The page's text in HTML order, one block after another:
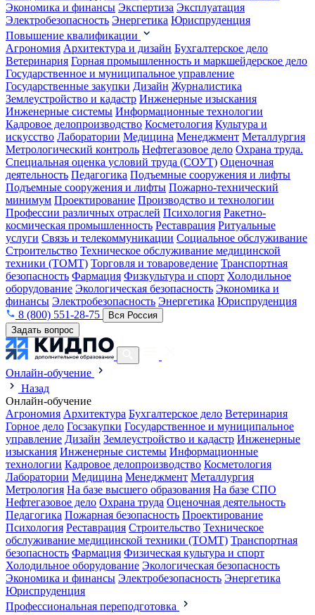
Экономика и финансы Экспертиза Эксплуатация
Электробезопасность Энергетика Юриспруденция
Повышение квалификации
Агрономия Архитектура и дизайн Бухгалтерское дело
Ветеринария Горная промышленность и маркшейдерское дело
Государственное и муниципальное управление
Государственные закупки Дизайн Журналистика
Землеустройство и кадастр Инженерные изыскания
Инженерные системы Информационные технологии
Кадровое делопроизводство Косметология Культура и
искусство Лаборатории Медицина Менеджмент Металлургия
Метрологический контроль Нефтегазовое дело Охрана труда.
Специальная оценка условий труда (СОУТ) Оценочная
деятельность Педагогика Подъемные сооружения и лифты
Подъемные сооружения и лифты Пожарно-технический
минимум Проектирование Производство и технологии
Профессии различных отраслей Психология Ракетно-
космическая промышленность Реставрация Ритуальные
услуги Связь и телекоммуникации Социальное обслуживание
Строительство Техническое обслуживание медицинской
техники (ТОМТ) Торговля и товароведение Транспортная
безопасность Фармация Физкультура и спорт Холодильное
оборудование Экологическая безопасность Экономика и
финансы Электробезопасность Энергетика Юриспруденция
8 (800) 551-28-75
Вся Россия
Задать вопрос
Онлайн-обучение
Назад
Онлайн-обучение
Агрономия Архитектура Бухгалтерское дело Ветеринария
Горное дело Госзакупки Государственное и муниципальное
управление Дизайн Землеустройство и кадастр Инженерные
изыскания Инженерные системы Информационные
технологии Кадровое делопроизводство Косметология
Лаборатории Медицина Менеджмент Металлургия
Метрология На базе высшего образования На базе СПО
Нефтегазовое дело Охрана труда Оценочная деятельность
Педагогика Пожарная безопасность Проектирование
Психология Реставрация Строительство Техническое
обслуживание медицинской техники (ТОМТ) Транспортная
безопасность Фармация Физическая культура и спорт
Холодильное оборудование Экологическая безопасность
Экономика и финансы Электробезопасность Энергетика
Юриспруденция
Профессиональная переподготовка